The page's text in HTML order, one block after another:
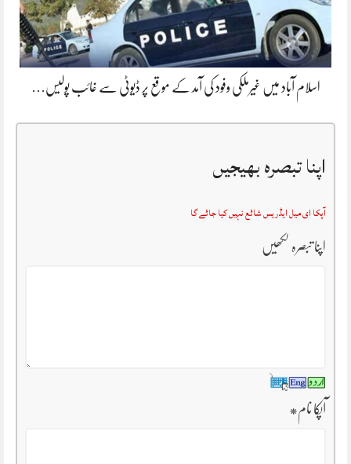
اسلام آباد میں غیرملکی وفود کی آمد کے موقع پر ڈیوٹی سے غائب پولیس…
اپنا تبصرہ بھیجیں
آپکا ای میل ایڈریس شائع نہیں کیا جائے گا
اپنا تبصرہ لکھیں
آپکا نام*